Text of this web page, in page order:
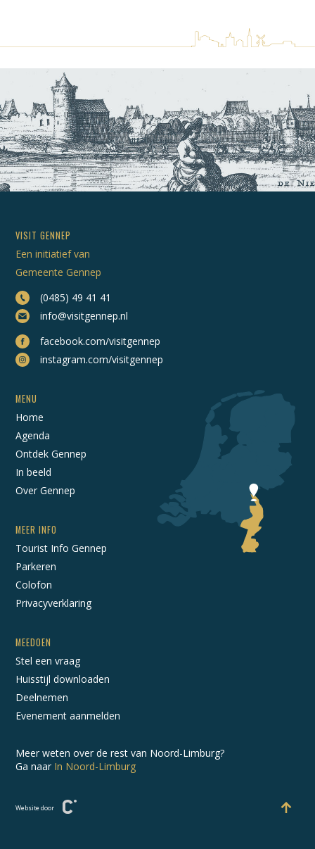
VISIT GENNEP
Een initiatief van
Gemeente Gennep
(0485) 49 41 41
info@visitgennep.nl
facebook.com/visitgennep
instagram.com/visitgennep
MENU
Home
Agenda
Ontdek Gennep
In beeld
Over Gennep
MEER INFO
Tourist Info Gennep
Parkeren
Colofon
Privacyverklaring
MEEDOEN
Stel een vraag
Huisstijl downloaden
Deelnemen
Evenement aanmelden
Meer weten over de rest van Noord-Limburg?
Ga naar In Noord-Limburg
Website door